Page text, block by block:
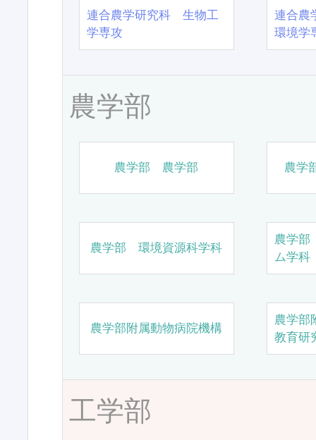
連合農学研究科 生物工
学専攻
連合農
環境学
農学部
農学部 農学部 農学
農学部 環境資源科学科
農学
ム学科
農学部附属動物病院機構
農学部
教育研
工学部